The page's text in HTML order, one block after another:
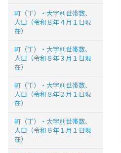
町（丁）・大字別世帯数、
人口（令和８年４月１日現
在）
町（丁）・大字別世帯数、
人口（令和８年３月１日現
在）
町（丁）・大字別世帯数、
人口（令和８年２月１日現
在）
町（丁）・大字別世帯数、
人口（令和８年１月１日現
在）